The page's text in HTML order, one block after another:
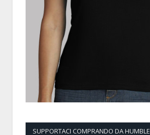
SUPPORTACI COMPRANDO DA HUMBLE